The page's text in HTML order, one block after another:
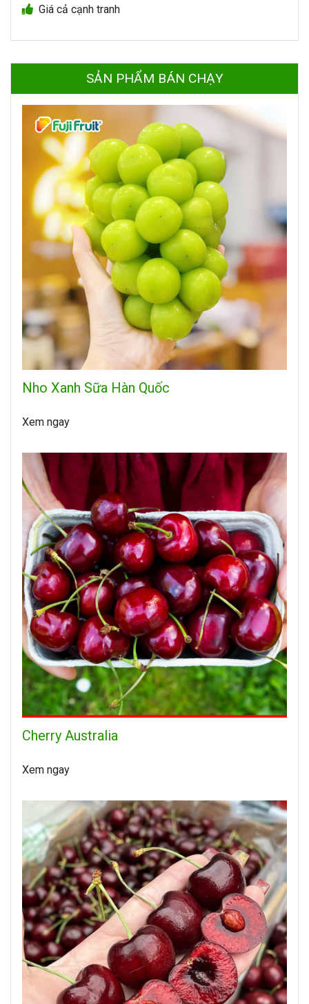
Giá cả cạnh tranh
SẢN PHẨM BÁN CHẠY
Nho Xanh Sữa Hàn Quốc
Xem ngay
Cherry Australia
Xem ngay